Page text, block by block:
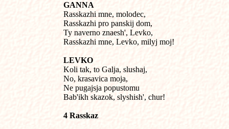
GANNA
Rasskazhi mne, molodec,
Rasskazhi pro panskij dom,
Ty naverno znaesh', Levko,
Rasskazhi mne, Levko, milyj moj!
LEVKO
Koli tak, to Galja, slushaj,
No, krasavica moja,
Ne pugajsja popustomu
Bab'ikh skazok, slyshish', chur!
4 Rasskaz